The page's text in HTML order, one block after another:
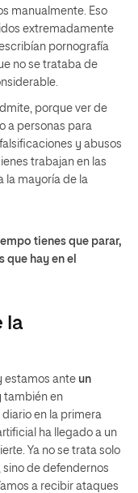
manualmente. Eso
extremadamente
pornografía
no se trataba de
porque ver de
a personas para
y abusos
trabajan en las
la mayoría de la
tienes que parar,
que hay en el
la
estamos ante un
también en
en la primera
ha llegado a un
Ya no se trata solo
de defendernos
a recibir ataques